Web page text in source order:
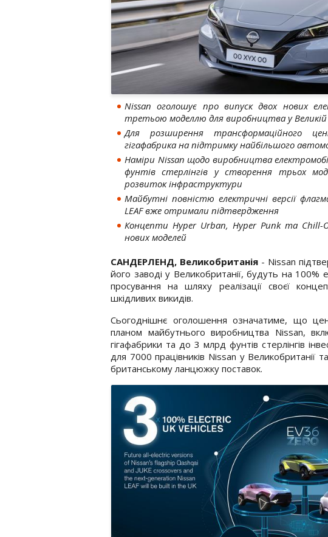
Nissan оголошує про випуск двох нових
третьою моделлю для виробництва у Великій
Для розширення трансформаційного
гігафабрика на підтримку найбільшого
Наміри Nissan щодо виробництва
фунтів стерлінгів у створення трьох
розвиток інфраструктури
Майбутні повністю електричні версії
LEAF вже отримали підтвердження
Концепти Hyper Urban, Hyper Punk та
нових моделей
САНДЕРЛЕНД, Великобританія - Nissan
його заводі у Великобританії, будуть на
просування на шляху реалізації своєї
шкідливих викидів.
Сьогоднішнє оголошення означатиме, що
планом майбутнього виробництва Nissan,
гігафабрики та до 3 млрд фунтів стерлінгів
для 7000 працівників Nissan у Великобританії
британському ланцюжку поставок.